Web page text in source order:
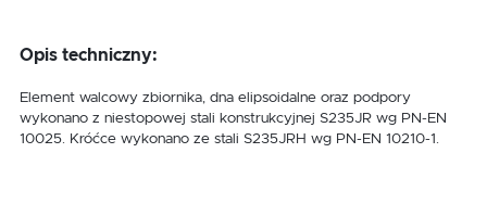
Opis techniczny:
Element walcowy zbiornika, dna elipsoidalne oraz podpory
wykonano z niestopowej stali konstrukcyjnej S235JR wg PN-EN
10025. Króćce wykonano ze stali S235JRH wg PN-EN 10210-1.